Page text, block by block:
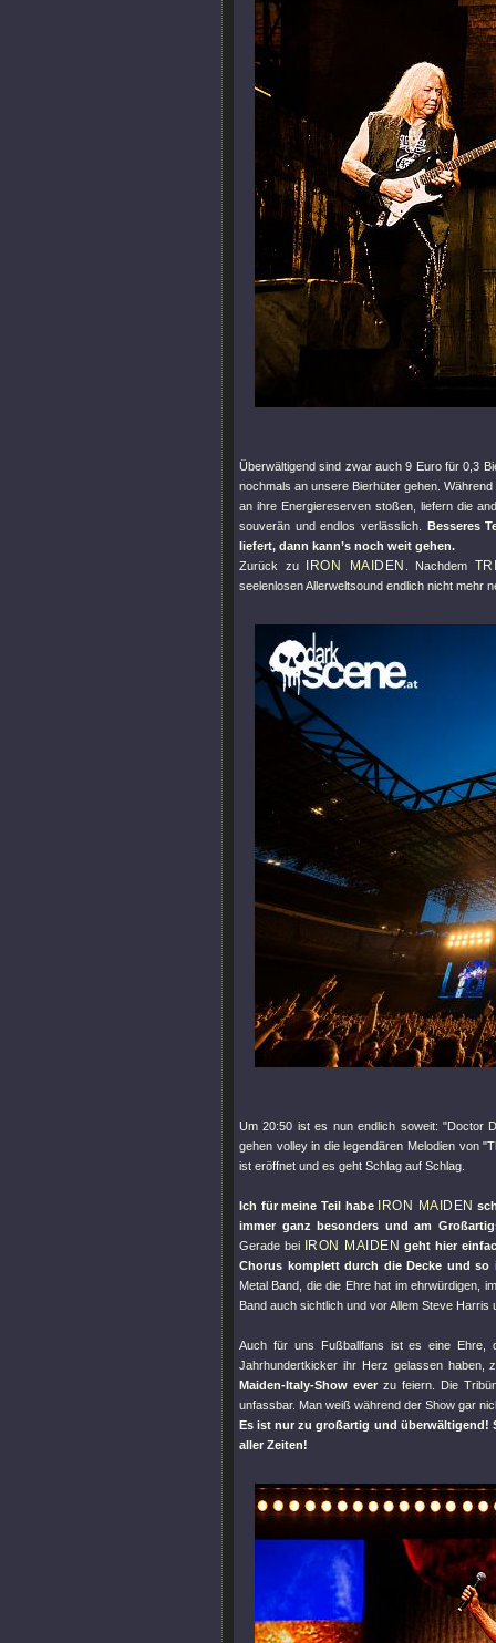
Überwältigend sind zwar auch 9 Euro für 0,3
nochmals an unsere Bierhüter gehen.
an ihre Energiereserven stoßen, liefern die
souverän und endlos verlässlich. Besseres
liefert, dann kann’s noch weit gehen.
Zurück zu
IRON MAIDEN . Nachdem
seelenlosen Allerweltsound endlich nicht mehr
Um 20:50 ist es nun endlich soweit: "Doctor
gehen volley in die legendären Melodien von
ist eröffnet und es geht Schlag auf Schlag.
Ich für meine Teil habe IRON MAIDEN
immer ganz besonders und am
Gerade bei
IRON MAIDEN geht hier
Chorus komplett durch die Decke und so
Metal Band, die die Ehre hat im ehrwürdigen,
Band auch sichtlich und vor Allem Steve
Auch für uns Fußballfans ist es eine Ehre,
Jahrhundertkicker ihr Herz gelassen haben,
Maiden-Italy-Show ever zu feiern. Die
unfassbar. Man weiß während der Show gar
Es ist nur zu großartig und überwältigend!
aller Zeiten!